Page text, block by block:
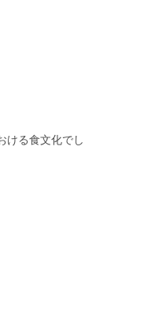
ける食文化でし